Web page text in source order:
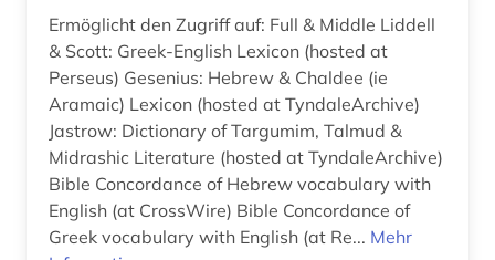
avestisch (1)
bairisch (1)
balkanromanistik (9)
bantusprachen (1)
barock (1)
Ermöglicht den Zugriff auf: Full & Middle Liddell
& Scott: Greek-English Lexicon (hosted at
Perseus) Gesenius: Hebrew & Chaldee (ie
Aramaic) Lexicon (hosted at TyndaleArchive)
Jastrow: Dictionary of Targumim, Talmud &
Midrashic Literature (hosted at TyndaleArchive)
Bible Concordance of Hebrew vocabulary with
English (at CrossWire) Bible Concordance of
Greek vocabulary with English (at Re... Mehr